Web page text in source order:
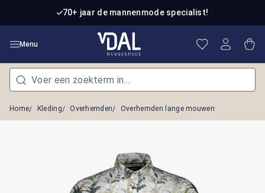
Ga naar de hoofdinhoud70+ jaar de mannenmode specialist!
Menu Je hebt 0
Home Kleding Overhemden Overhemden lange mouwen